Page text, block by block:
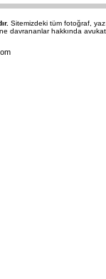
Sitemizdeki tüm fotoğraf,
davrananlar hakkında